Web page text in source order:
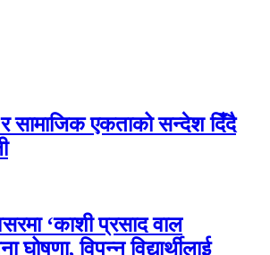
र सामाजिक एकताको सन्देश दिँदै
‘काशी प्रसाद वाल
घोषणा, विपन्न विद्यार्थीलाई